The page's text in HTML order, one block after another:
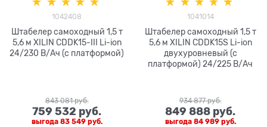
1042408
Штабелер самоходный 1,5 т
5,6 м XILIN CDDK15-III Li-ion
24/230 В/Ач (с платформой)
843 081 руб.
759 532 руб.
выгода 83 549 руб.
1041014
Штабелер самоходный 1,5 т
5,6 м XILIN CDDK15S Li-ion
двухуровневый (с
платформой) 24/225 В/Ач
934 877 руб.
849 888 руб.
выгода 84 989 руб.